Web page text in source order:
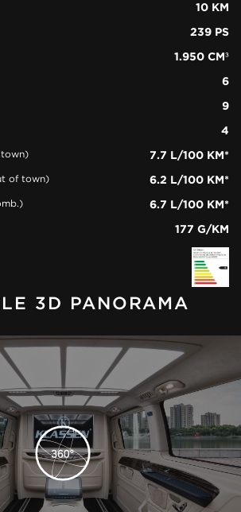
10 KM
239 PS
1.950 CM³
6
9
4
town) 7.7 L/100 KM*
of town) 6.2 L/100 KM*
6.7 L/100 KM*
177 G/KM
3D PANORAMA